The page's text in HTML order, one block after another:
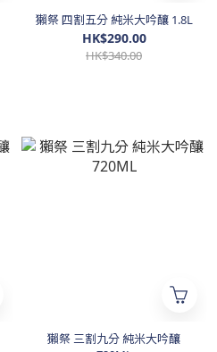
獺祭 四割五分 純米大吟釀 1.8L
HK$290.00
HK$340.00
獺祭 三割九分 純米大吟釀